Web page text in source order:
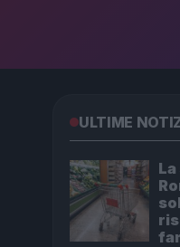
ULTIME